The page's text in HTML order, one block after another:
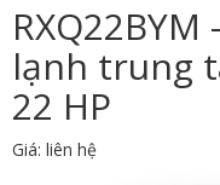
lạnh trung
22 HP
Giá: liên hệ